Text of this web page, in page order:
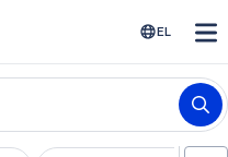
EL